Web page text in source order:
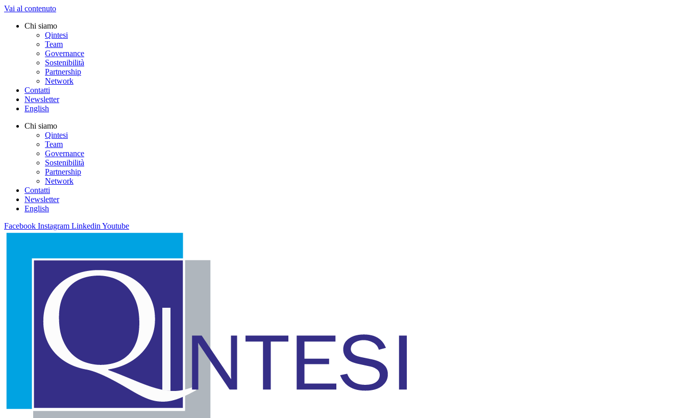
Vai al contenuto
Chi siamo
Qintesi
Team
Governance
Sostenibilità
Partnership
Network
Contatti
Newsletter
English
Chi siamo
Qintesi
Team
Governance
Sostenibilità
Partnership
Network
Contatti
Newsletter
English
Facebook Instagram Linkedin Youtube